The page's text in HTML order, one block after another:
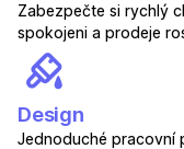
Zabezpečte si rychlý
spokojeni a prodeje
Design
Jednoduché pracovní